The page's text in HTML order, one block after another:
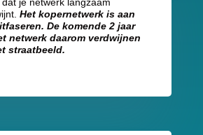
Het kopernetwerk is aan
De komende 2 jaar
netwerk daarom verdwijnen
straatbeeld.